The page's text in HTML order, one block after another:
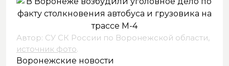
Автор: СУ СК России по Воронежской области,
источник фото.
Воронежские новости